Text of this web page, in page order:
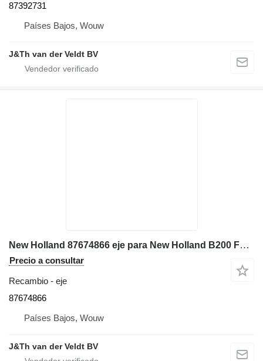
87392731
Países Bajos, Wouw
J&Th van der Veldt BV
New Holland 87674866 eje para New Holland B200 FB200 LB115 B115B B115T3 FB200.2 LB115.B excavadora
Precio a consultar
Recambio - eje
87674866
Países Bajos, Wouw
J&Th van der Veldt BV